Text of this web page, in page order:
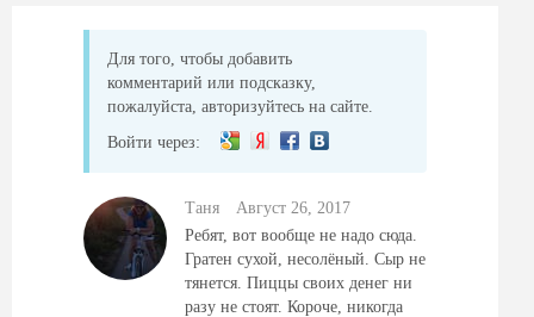
Для того, чтобы добавить
комментарий или подсказку,
пожалуйста, авторизуйтесь на сайте.
Войти через:
Таня
Август 26, 2017
Ребят, вот вообще не надо сюда.
Гратен сухой, несолёный. Сыр не
тянется. Пиццы своих денег ни
разу не стоят. Короче, никогда